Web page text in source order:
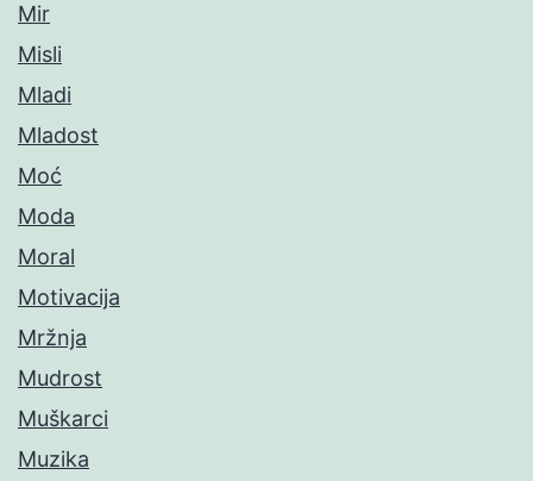
Mir
Misli
Mladi
Mladost
Moć
Moda
Moral
Motivacija
Mržnja
Mudrost
Muškarci
Muzika